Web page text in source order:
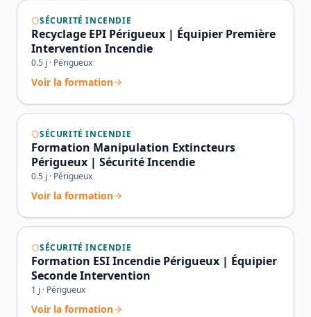
SÉCURITÉ INCENDIE
Recyclage EPI Périgueux | Équipier Première
Intervention Incendie
0.5 j · Périgueux
Voir la formation
SÉCURITÉ INCENDIE
Formation Manipulation Extincteurs
Périgueux | Sécurité Incendie
0.5 j · Périgueux
Voir la formation
SÉCURITÉ INCENDIE
Formation ESI Incendie Périgueux | Équipier
Seconde Intervention
1 j · Périgueux
Voir la formation